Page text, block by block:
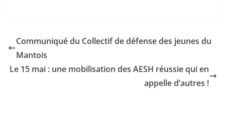
Communiqué du Collectif de défense des jeunes du
Mantois
Le 15 mai : une mobilisation des AESH réussie qui en
appelle d’autres !